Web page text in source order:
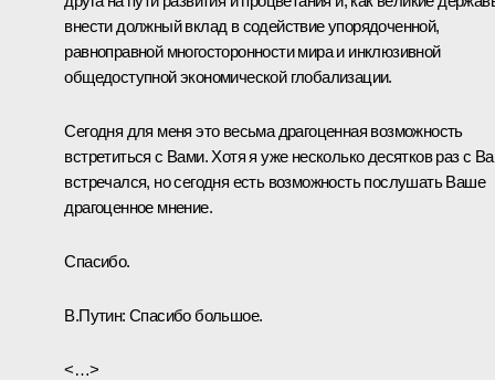
внести должный вклад в содействие упорядоченной,
равноправной многосторонности мира и инклюзивной
общедоступной экономической глобализации.
Сегодня для меня это весьма драгоценная возможность
встретиться с Вами. Хотя я уже несколько десятков раз с
встречался, но сегодня есть возможность послушать Ваше
драгоценное мнение.
Спасибо.
В.Путин: Спасибо большое.
<…>